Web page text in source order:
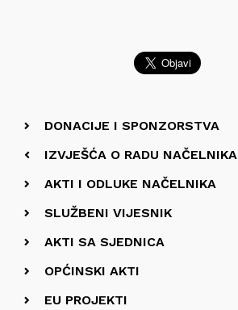
DONACIJE I SPONZORSTVA
IZVJEŠĆA O RADU NAČELNIKA
AKTI I ODLUKE NAČELNIKA
SLUŽBENI VIJESNIK
AKTI SA SJEDNICA
OPĆINSKI AKTI
EU PROJEKTI